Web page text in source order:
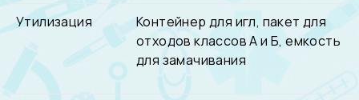
Утилизация
Контейнер для игл, пакет для
отходов классов А и Б, емкость
для замачивания